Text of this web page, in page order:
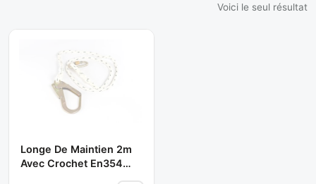
Voici le seul résultat
Longe De Maintien 2m
Avec Crochet En354